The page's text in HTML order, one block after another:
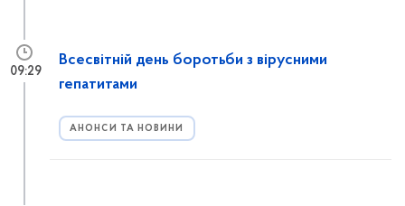
Всесвітній день боротьби з вірусними
гепатитами
АНОНСИ ТА НОВИНИ
09:29